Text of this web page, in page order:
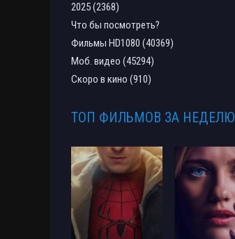
2025 (2368)
Что бы посмотреть?
Фильмы HD1080 (40369)
Моб. видео (45294)
Скоро в кино (910)
ТОП ФИЛЬМОВ ЗА НЕДЕЛЮ